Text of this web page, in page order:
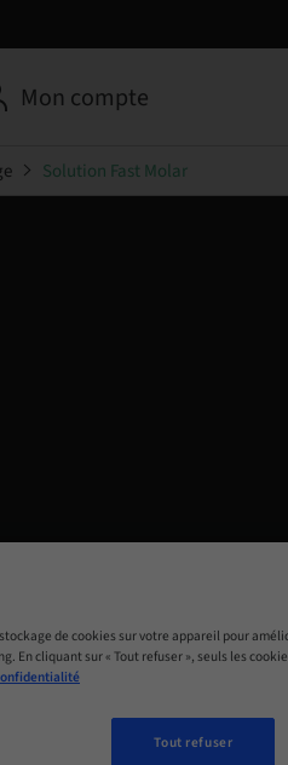
Mon compte
Solution Fast Molar
de cookies sur votre appareil pour
cliquant sur « Tout refuser », seuls les
Tout refuser